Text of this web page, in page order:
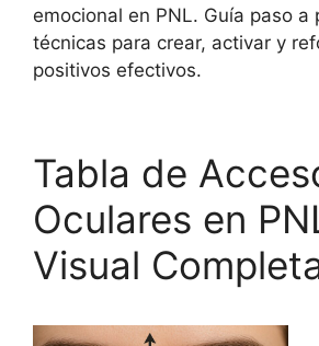
emocional en PNL. Guía paso a
técnicas para crear, activar y
positivos efectivos.
Tabla de
Oculares en
Visual